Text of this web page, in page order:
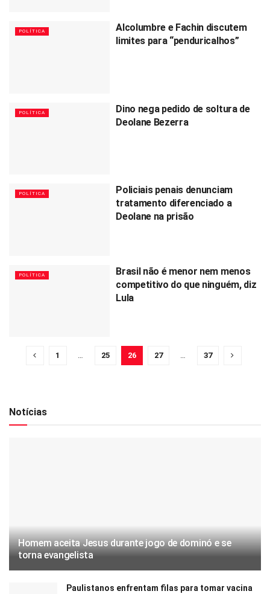
POLÍTICA
Alcolumbre e Fachin discutem
limites para “penduricalhos”
POLÍTICA
Dino nega pedido de soltura de
Deolane Bezerra
POLÍTICA
Policiais penais denunciam
tratamento diferenciado a
Deolane na prisão
POLÍTICA
Brasil não é menor nem menos
competitivo do que ninguém, diz
Lula
1 … 25 26 27 … 37
Notícias
Homem aceita Jesus durante jogo de dominó e se
torna evangelista
Paulistanos enfrentam filas para tomar vacina